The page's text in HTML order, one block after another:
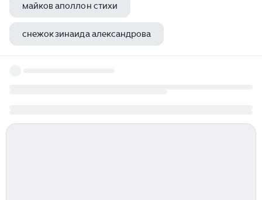
майков аполлон стихи
снежок зинаида александрова